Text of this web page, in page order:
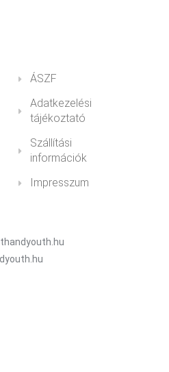
ÁSZF
Adatkezelési
tájékoztató
Szállítási
információk
Impresszum